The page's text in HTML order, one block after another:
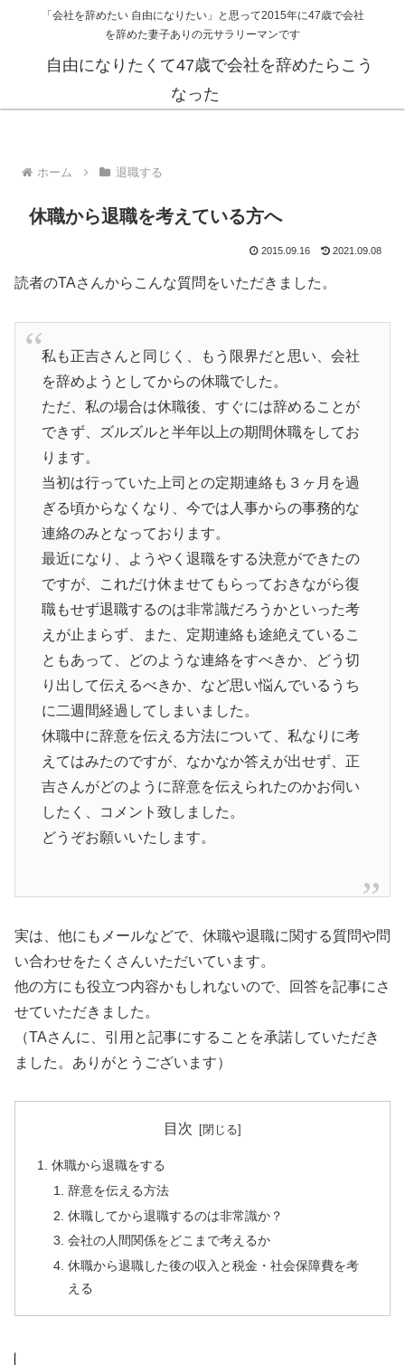
「会社を辞めたい 自由になりたい」と思って2015年に47歳で会社
を辞めた妻子ありの元サラリーマンです
自由になりたくて47歳で会社を辞めたらこう
なった
ホーム 退職する
休職から退職を考えている方へ
2015.09.16 2021.09.08
読者のTAさんからこんな質問をいただきました。
私も正吉さんと同じく、もう限界だと思い、会社
を辞めようとしてからの休職でした。
ただ、私の場合は休職後、すぐには辞めることが
できず、ズルズルと半年以上の期間休職をしてお
ります。
当初は行っていた上司との定期連絡も３ヶ月を過
ぎる頃からなくなり、今では人事からの事務的な
連絡のみとなっております。
最近になり、ようやく退職をする決意ができたの
ですが、これだけ休ませてもらっておきながら復
職もせず退職するのは非常識だろうかといった考
えが止まらず、また、定期連絡も途絶えているこ
ともあって、どのような連絡をすべきか、どう切
り出して伝えるべきか、など思い悩んでいるうち
に二週間経過してしまいました。
休職中に辞意を伝える方法について、私なりに考
えてはみたのですが、なかなか答えが出せず、正
吉さんがどのように辞意を伝えられたのかお伺い
したく、コメント致しました。
どうぞお願いいたします。
実は、他にもメールなどで、休職や退職に関する質問や問
い合わせをたくさんいただいています。
他の方にも役立つ内容かもしれないので、回答を記事にさ
せていただきました。
（TAさんに、引用と記事にすることを承諾していただき
ました。ありがとうございます）
目次
休職から退職をする
辞意を伝える方法
休職してから退職するのは非常識か？
会社の人間関係をどこまで考えるか
休職から退職した後の収入と税金・社会保障費を考
える